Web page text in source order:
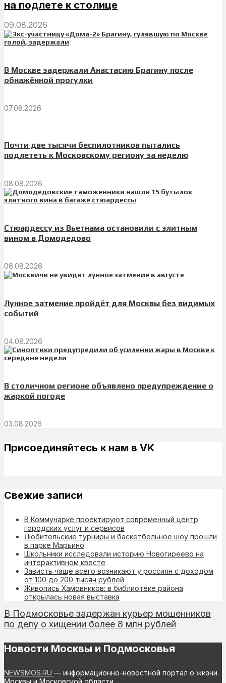
на подлете к столице
09.08.2026
В Москве задержали Анастасию Брагину после
обнажённой прогулки
07.08.2026
Почти две тысячи беспилотников пытались
подлететь к Московскому региону за неделю
08.08.2026
Стюардессу из Вьетнама остановили с элитным
вином в Домодедово
06.08.2026
Лунное затмение пройдёт для Москвы без видимых
событий
04.08.2026
В столичном регионе объявлено предупреждение о
жаркой погоде
03.08.2026
Присоединяйтесь к нам в VK
Свежие записи
В Коммунарке проектируют современный центр
городских услуг и сервисов
Любительские турниры и баскетбольное шоу прошли
в парке Марьино
Школьники исследовали историю Новогиреево на
интерактивном квесте
Зависть чаще всего возникают у россиян с доходом
от 100 до 200 тысяч рублей
Живопись Хамовников: в библиотеке района
открылась новая выставка
В Подмосковье задержан курьер мошенников
по делу о хищении более 8 млн рублей
Новости Москвы и Подмосковья
NEWSMOS.RU — информационно-новостной портал о жизни
Москвы и Московской области.